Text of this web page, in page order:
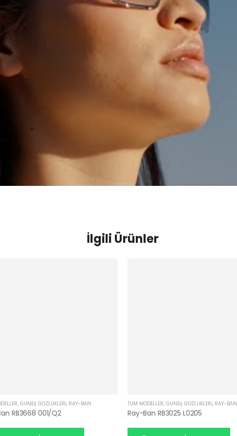
İlgili Ürünler
, GÜNEŞ GÖZLÜKLERI, RAY-BAN
RB3668 001/Q2
TÜM MODELLER, GÜNEŞ GÖZLÜKLERI, RAY-BAN
Ray-Ban RB3025 L0205